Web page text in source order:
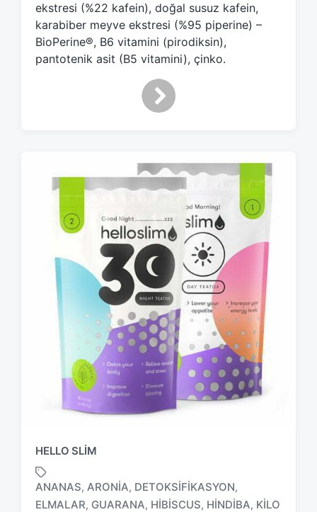
ekstresi (%22 kafein), doğal susuz kafein,
karabiber meyve ekstresi (%95 piperine) –
BioPerine®, B6 vitamini (pirodiksin),
pantotenik asit (B5 vitamini), çinko.
HELLO SLIM
ANANAS, ARONIA, DETOKSIFIKASYON,
ELMALAR, GUARANA, HIBISCUS, HINDIBA, KILO